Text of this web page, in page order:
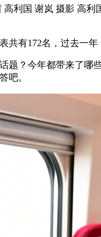
国 谢岚 摄影 高利
172名，过去一年
？今年都带来了哪
吧。